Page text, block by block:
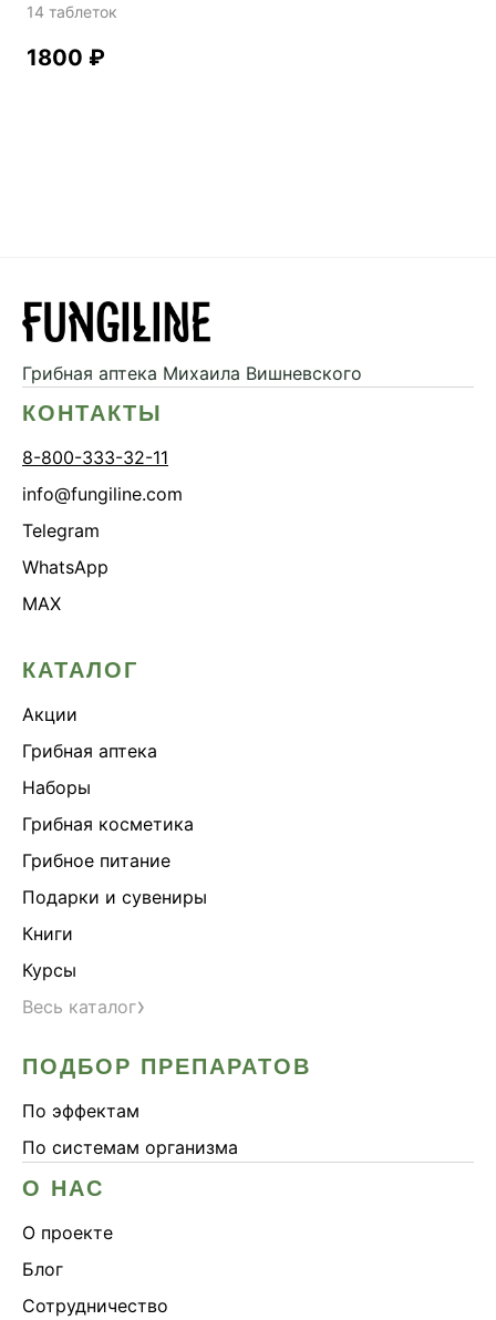
14 таблеток
1800 ₽
Грибная аптека Михаила Вишневского
КОНТАКТЫ
8-800-333-32-11
info@fungiline.com
Telegram
WhatsApp
MAX
КАТАЛОГ
Акции
Грибная аптека
Наборы
Грибная косметика
Грибное питание
Подарки и сувениры
Книги
Курсы
Весь каталог›
ПОДБОР ПРЕПАРАТОВ
По эффектам
По системам организма
О НАС
О проекте
Блог
Сотрудничество